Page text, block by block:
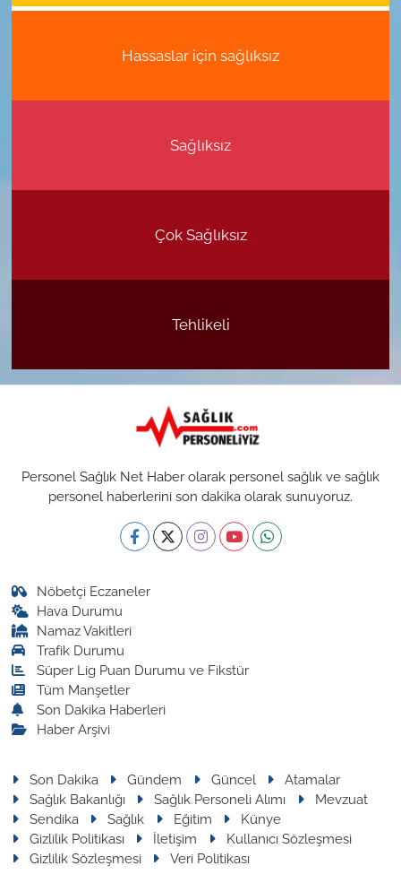
Hassaslar için sağlıksız
Sağlıksız
Çok Sağlıksız
Tehlikeli
Personel Sağlık Net Haber olarak personel sağlık ve sağlık
personel haberlerini son dakika olarak sunuyoruz.
Nöbetçi Eczaneler
Hava Durumu
Namaz Vakitleri
Trafik Durumu
Süper Lig Puan Durumu ve Fikstür
Tüm Manşetler
Son Dakika Haberleri
Haber Arşivi
Son Dakika Gündem Güncel
Atamalar
Sağlık Bakanlığı
Sağlık Personeli Alımı
Mevzuat
Sendika
Sağlık Eğitim
Künye
Gizlilik Politikası
İletişim
Kullanıcı Sözleşmesi
Gizlilik Sözleşmesi
Veri Politikası